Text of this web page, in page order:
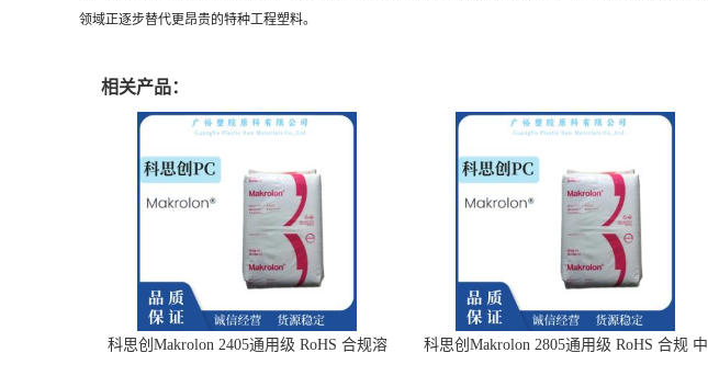
领域正逐步替代更昂贵的特种工程塑料。
相关产品：
科思创Makrolon 2405通用级 RoHS 合规溶
科思创Makrolon 2805通用级 RoHS 合规 中